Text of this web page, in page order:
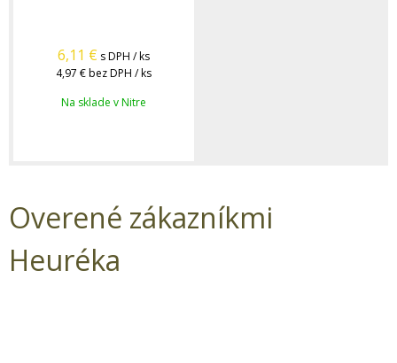
6,11 € s DPH / ks
4,97 €bez DPH / ks
Na sklade v Nitre
Overené zákazníkmi
Heuréka